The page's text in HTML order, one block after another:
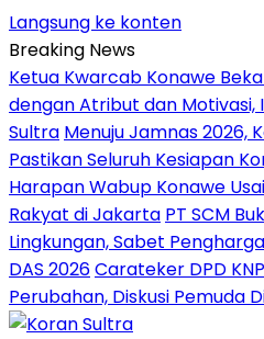
Langsung ke konten
Breaking News
Ketua Kwarcab Konawe
dengan Atribut dan Motivasi,
Sultra Menuju Jamnas 2026,
Pastikan Seluruh Kesiapan
Harapan Wabup Konawe
Rakyat di Jakarta PT SCM
Lingkungan, Sabet
DAS 2026Carateker DPD
Perubahan, Diskusi Pemuda